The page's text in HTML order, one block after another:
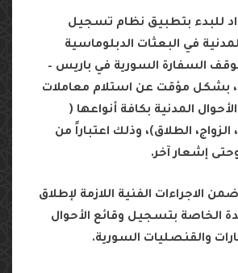
للبدء بتطبيق نظام تسجيل
في البعثات الدبلوماسية
السفارة السورية في باريس –
بشكل مؤقت عن استلام معاملات
الأحوال المدنية بكافة أنواعها (
الزواج، الطلاق)، وذلك اعتباراً من
إشعار آخر.
ضمن الاجراءات الفنية اللازمة لإطلاق
الخاصة بتسجيل وقائع الأحوال
والقنصليات السورية.